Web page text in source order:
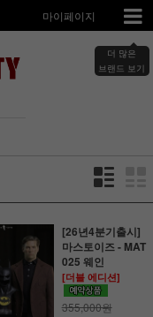
마이페이지
더 많은
브랜드 보기
[26년4분기출시]
마스토이즈 - MAT
025 웨인
[더블 에디션]
355,000원